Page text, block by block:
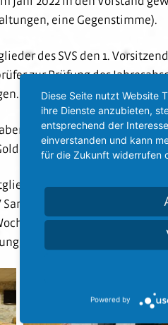
eine Gegenstimme).
des SVS den 1.
zur Prüfung des
die langjährigen
Ehrennadel) sowie
die Möglichkeit,
Sandhausen zur
aufgegriffen worden
hierzu informiert werden.
Diese Seite nutzt Website
ihre Dienste anzubieten,
entsprechend der
einverstanden und kann
für die Zukunft widerrufen
Powered by